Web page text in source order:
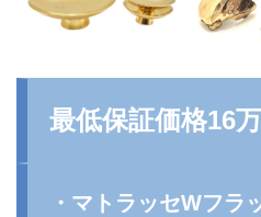
最低保証価格16
・マトラッセWフ